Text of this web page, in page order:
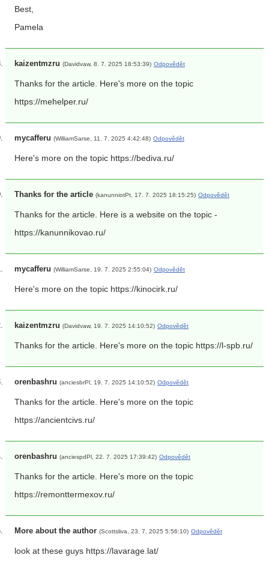
Best,
Pamela
kaizentmzru (Davidvaw, 8. 7. 2025 18:53:39) Odpovědět
Thanks for the article. Here's more on the topic
https://mehelper.ru/
mycafferu (WilliamSarse, 11. 7. 2025 4:42:48) Odpovědět
Here's more on the topic https://bediva.ru/
Thanks for the article (kanunniotPt, 17. 7. 2025 18:15:25) Odpovědět
Thanks for the article. Here is a website on the topic -
https://kanunnikovao.ru/
mycafferu (WilliamSarse, 19. 7. 2025 2:55:04) Odpovědět
Here's more on the topic https://kinocirk.ru/
kaizentmzru (Davidvaw, 19. 7. 2025 14:10:52) Odpovědět
Thanks for the article. Here's more on the topic https://l-spb.ru/
orenbashru (anciesbrPl, 19. 7. 2025 14:10:52) Odpovědět
Thanks for the article. Here's more on the topic
https://ancientcivs.ru/
orenbashru (anciespdPl, 22. 7. 2025 17:39:42) Odpovědět
Thanks for the article. Here's more on the topic
https://remonttermexov.ru/
More about the author (Scottsliva, 23. 7. 2025 5:56:10) Odpovědět
look at these guys https://lavarage.lat/